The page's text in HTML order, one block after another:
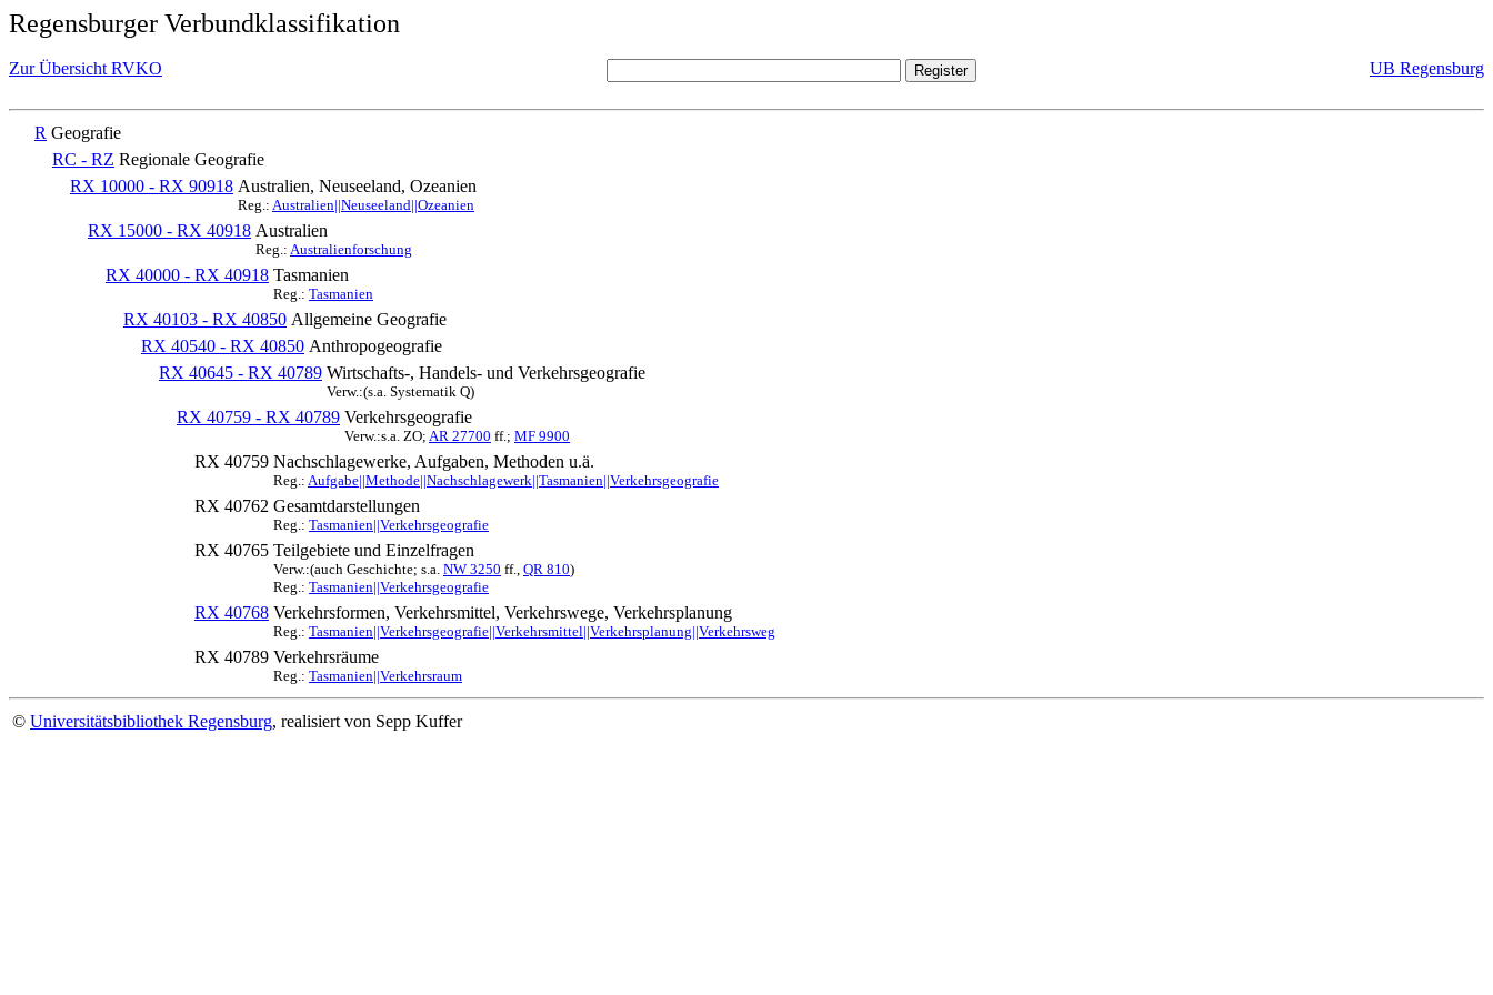
Regensburger Verbundklassifikation
Zur Übersicht RVKO UB Regensburg
R Geografie
RC - RZ Regionale Geografie
RX 10000 - RX 90918 Australien, Neuseeland, Ozeanien
Reg.: Australien||Neuseeland||Ozeanien
RX 15000 - RX 40918 Australien
Reg.: Australienforschung
RX 40000 - RX 40918 Tasmanien
Reg.: Tasmanien
RX 40103 - RX 40850 Allgemeine Geografie
RX 40540 - RX 40850 Anthropogeografie
RX 40645 - RX 40789 Wirtschafts-, Handels- und Verkehrsgeografie
Verw.:(s.a. Systematik Q)
RX 40759 - RX 40789 Verkehrsgeografie
Verw.:s.a. ZO; AR 27700 ff.; MF 9900
RX 40759 Nachschlagewerke, Aufgaben, Methoden u.ä.
Reg.: Aufgabe||Methode||Nachschlagewerk||Tasmanien||Verkehrsgeografie
RX 40762 Gesamtdarstellungen
Reg.: Tasmanien||Verkehrsgeografie
RX 40765 Teilgebiete und Einzelfragen
Verw.:(auch Geschichte; s.a. NW 3250 ff., QR 810)
Reg.: Tasmanien||Verkehrsgeografie
RX 40768 Verkehrsformen, Verkehrsmittel, Verkehrswege, Verkehrsplanung
Reg.: Tasmanien||Verkehrsgeografie||Verkehrsmittel||Verkehrsplanung||Verkehrsweg
RX 40789 Verkehrsräume
Reg.: Tasmanien||Verkehrsraum
© Universitätsbibliothek Regensburg, realisiert von Sepp Kuffer